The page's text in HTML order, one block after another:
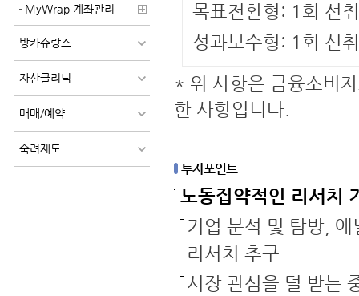
MyWrap 계좌관리
방카슈랑스
자산클리닉
매매/예약
숙려제도
목표전환형: 1회 선
성과보수형: 1회 선
* 위 사항은 금융소비
한 사항입니다.
투자포인트
노동집약적인 리서치
기업 분석 및 탐방,
리서치 추구
시장 관심을 덜 받는